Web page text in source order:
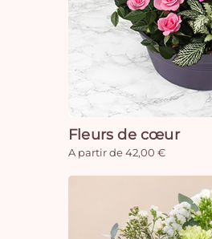
Fleurs de cœur
A partir de 42,00 €